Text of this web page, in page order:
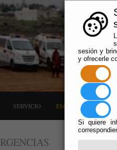
sesión y
y ofrecerle
Si quiere
SERVICIO EMERGENCIAS